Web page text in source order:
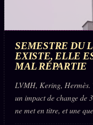
SEMESTRE DU
EXISTE, ELLE
MAL RÉPARTIE
LVMH, Kering, Hermès.
un impact de change de
ne met en titre, et une